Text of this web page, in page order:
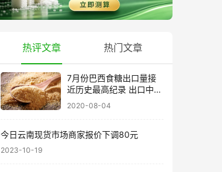
热评文章 热门文章
7月份巴西食糖出口量接
近历史最高纪录 出口中国
超40万吨
2020-08-04
今日云南现货市场商家报价下调80元
2023-10-19